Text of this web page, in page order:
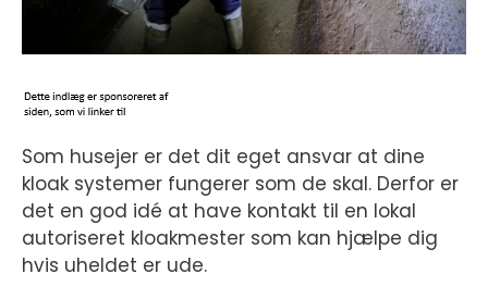
Som husejer er det dit eget ansvar at dine
kloak systemer fungerer som de skal. Derfor er
det en god idé at have kontakt til en lokal
autoriseret kloakmester som kan hjælpe dig
hvis uheldet er ude.